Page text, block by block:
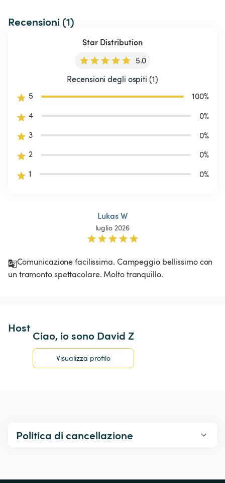
Recensioni (1)
Star Distribution
5.0
Recensioni degli ospiti (1)
5
100%
4
0%
3
0%
2
0%
1
0%
Lukas W
luglio 2026
Comunicazione facilissima. Campeggio bellissimo con
un tramonto spettacolare. Molto tranquillo.
Host
Ciao, io sono David Z
Visualizza profilo
Politica di cancellazione